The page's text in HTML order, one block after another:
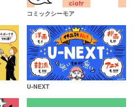
コミックシーモア
U-NEXT